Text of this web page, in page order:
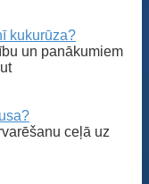
kukurūza?
un panākumiem
ceļā uz